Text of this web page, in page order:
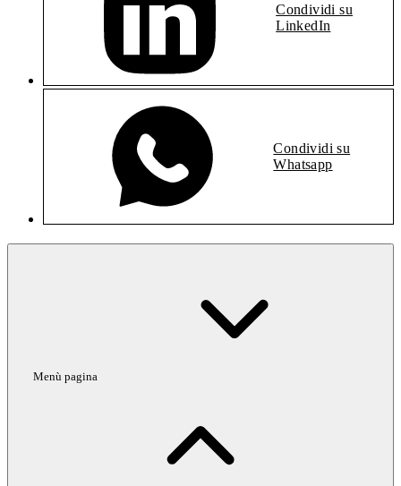
Condividi su
LinkedIn
Condividi su
Whatsapp
Menù pagina